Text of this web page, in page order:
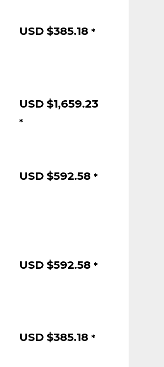
USD $385.18 *
USD $1,659.23
*
USD $592.58 *
USD $592.58 *
USD $385.18 *